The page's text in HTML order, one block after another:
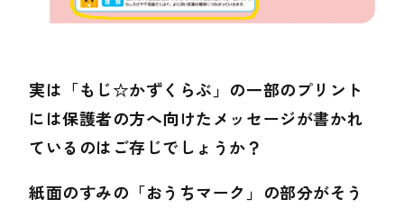
実は「もじ☆かずくらぶ」の一部のプリント
には保護者の方へ向けたメッセージが書かれ
ているのはご存じでしょうか？
紙面のすみの「おうちマーク」の部分がそう